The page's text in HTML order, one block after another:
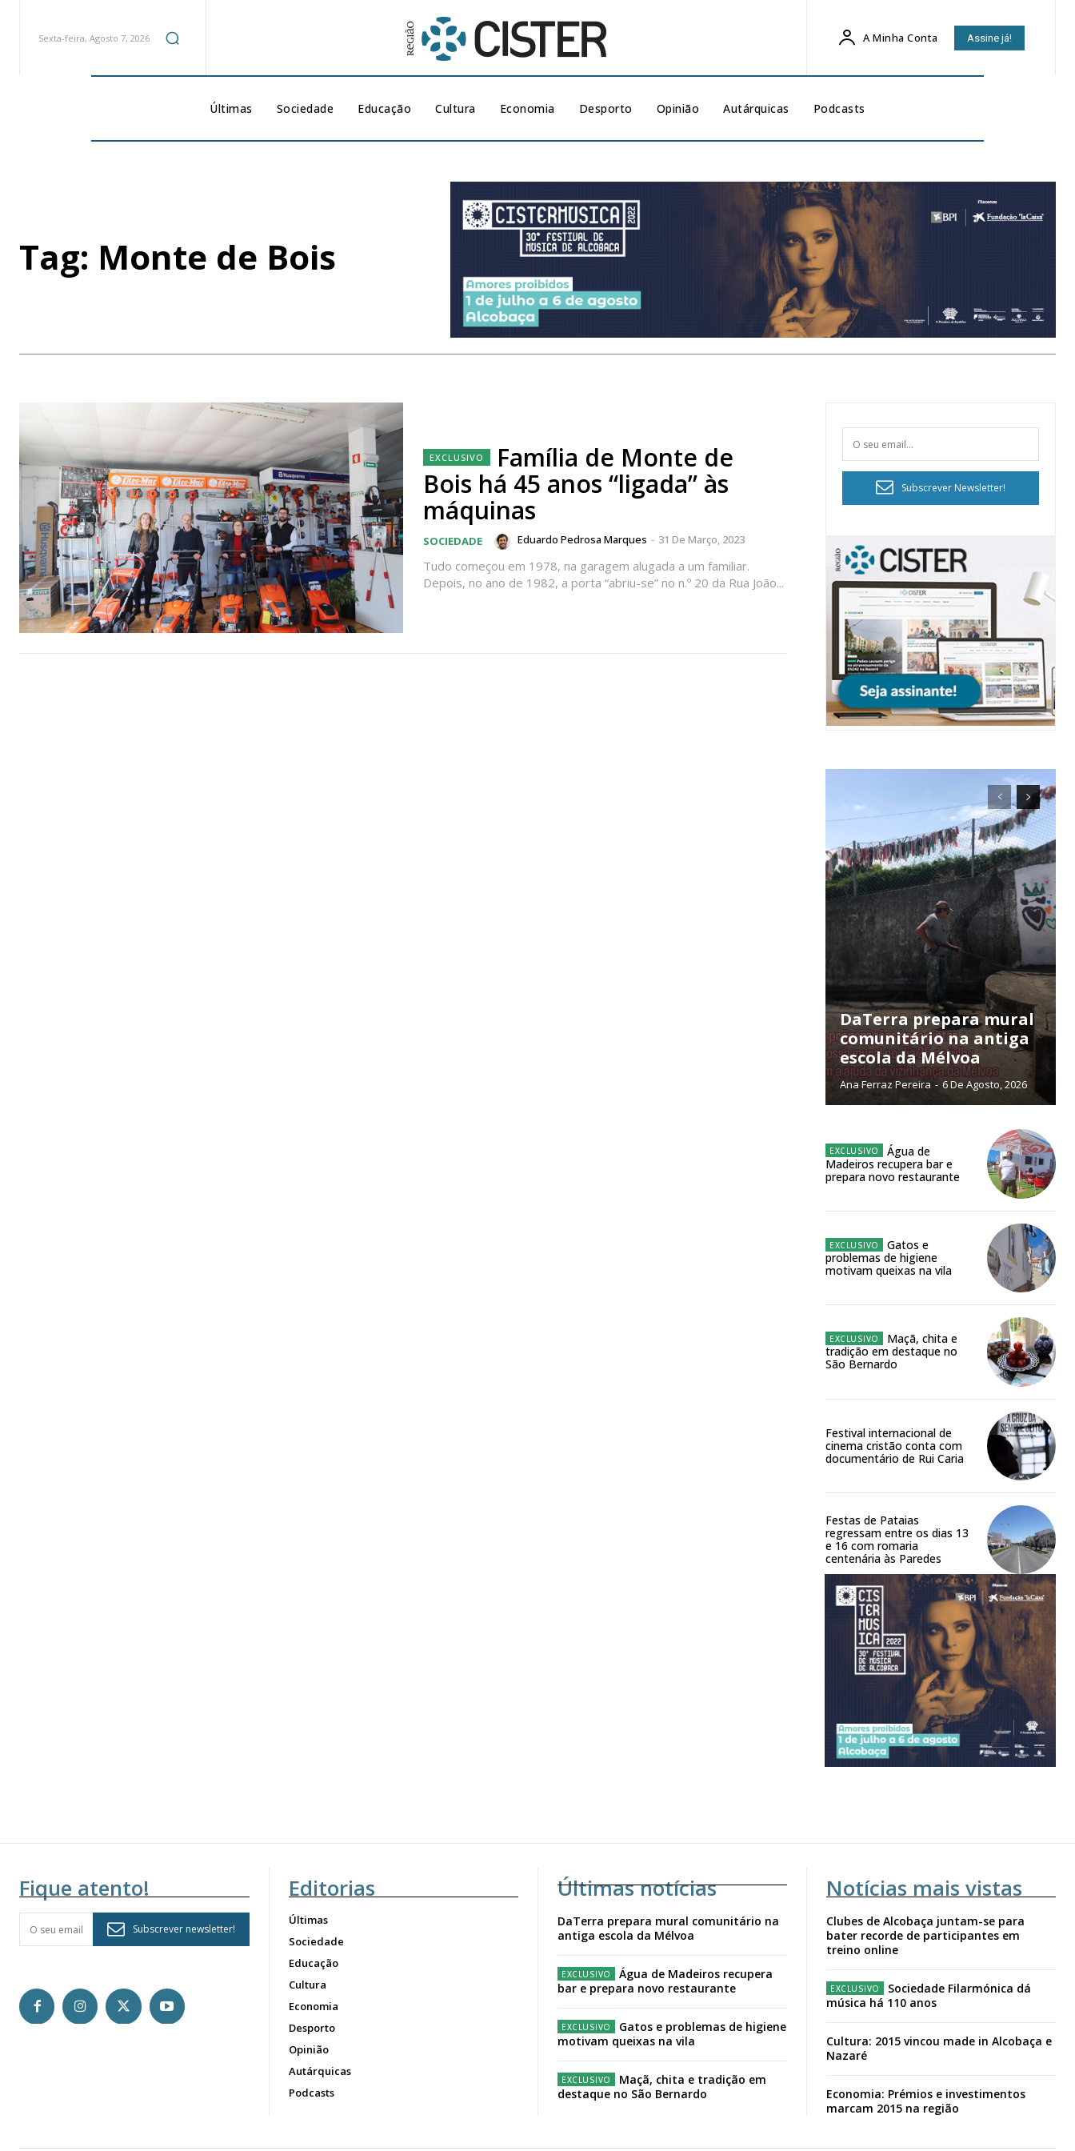
Sexta-feira, Agosto 7, 2026 A Minha Conta Assine já!
Últimas Sociedade Educação Cultura Economia Desporto Opinião Autárquicas Podcasts
Tag: Monte de Bois
Família de Monte de
Bois há 45 anos “ligada” às
máquinas
SOCIEDADE Eduardo Pedrosa Marques - 31 De Março, 2023
Tudo começou em 1978, na garagem alugada a um familiar.
Depois, no ano de 1982, a porta “abriu-se” no n.º 20 da Rua João...
Subscrever Newsletter!
DaTerra prepara mural
comunitário na antiga
escola da Mélvoa
Ana Ferraz Pereira - 6 De Agosto, 2026
Água de
Madeiros recupera bar e
prepara novo restaurante
Gatos e
problemas de higiene
motivam queixas na vila
Maçã, chita e
tradição em destaque no
São Bernardo
Festival internacional de
cinema cristão conta com
documentário de Rui Caria
Festas de Pataias
regressam entre os dias 13
e 16 com romaria
centenária às Paredes
Fique atento!
Subscrever newsletter!
Editorias
Últimas
Sociedade
Educação
Cultura
Economia
Desporto
Opinião
Autárquicas
Podcasts
Últimas notícias
DaTerra prepara mural comunitário na
antiga escola da Mélvoa
Água de Madeiros recupera
bar e prepara novo restaurante
Gatos e problemas de higiene
motivam queixas na vila
Maçã, chita e tradição em
destaque no São Bernardo
Notícias mais vistas
Clubes de Alcobaça juntam-se para
bater recorde de participantes em
treino online
Sociedade Filarmónica dá
música há 110 anos
Cultura: 2015 vincou made in Alcobaça e
Nazaré
Economia: Prémios e investimentos
marcam 2015 na região